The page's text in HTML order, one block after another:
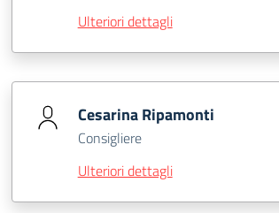
Ulteriori dettagli
Cesarina Ripamonti
Consigliere
Ulteriori dettagli